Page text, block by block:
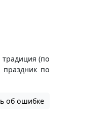
(по
праздник по
об ошибке